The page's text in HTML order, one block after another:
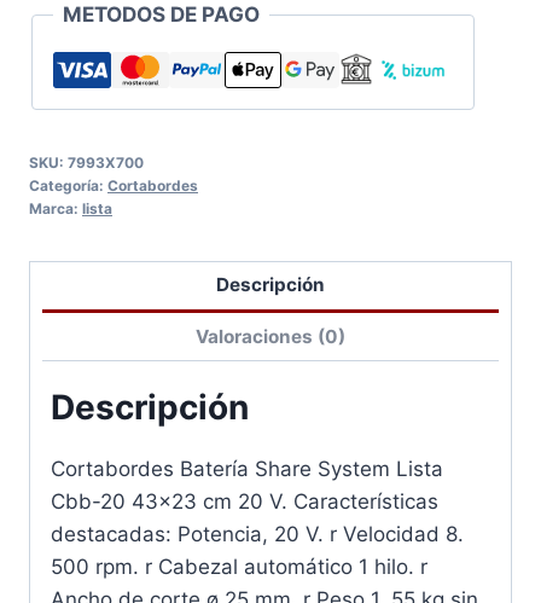
METODOS DE PAGO
SKU: 7993X700
Categoría: Cortabordes
Marca: lista
Descripción
Valoraciones (0)
Descripción
Cortabordes Batería Share System Lista
Cbb-20 43×23 cm 20 V. Características
destacadas: Potencia, 20 V. r Velocidad 8.
500 rpm. r Cabezal automático 1 hilo. r